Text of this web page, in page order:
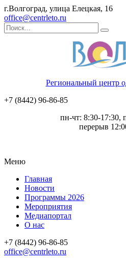
г.Волгоград, улица Елецкая, 16
office@centrleto.ru
Региональный центр
+7 (8442) 96-86-85
пн-чт: 8:30-17:30,
перерыв
Меню
Главная
Новости
Программы 2026
Мероприятия
Медиапортал
О нас
+7 (8442) 96-86-85
office@centrleto.ru